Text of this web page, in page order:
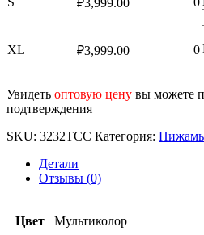
XL ₽3,999.00 0
Увидеть оптовую цену вы можете
подтверждения
SKU: 3232TCC Категория:
Детали
Отзывы (0)
Цвет Мультиколор